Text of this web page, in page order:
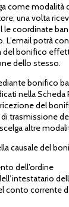
come modalità
una volta
coordinate
L’email potrà
del bonifico
dello stesso.
bonifico
nella
del
trasmissione
altre
causale del
dell’ordine
conto corrente